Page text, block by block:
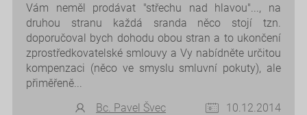
Vám neměl prodávat "střechu nad hlavou"..., na
druhou stranu každá sranda něco stojí tzn.
doporučoval bych dohodu obou stran a to ukončení
zprostředkovatelské smlouvy a Vy nabídněte určitou
kompenzaci (něco ve smyslu smluvní pokuty), ale
přiměřeně...
Bc. Pavel Švec
10.12.2014